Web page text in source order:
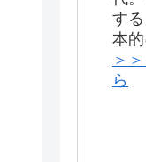
す
本的
＞
ら